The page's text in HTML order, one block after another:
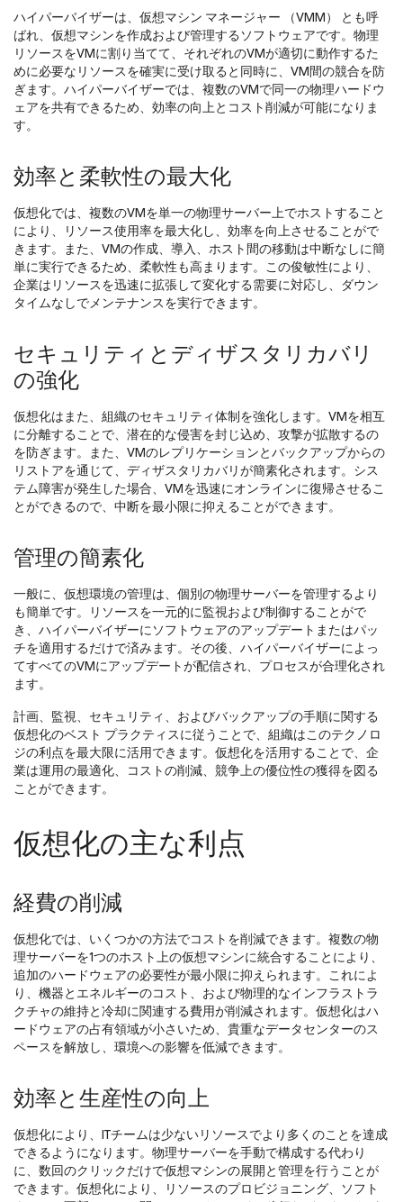
ハイパーバイザーは、仮想マシン マネージャー （VMM） とも呼
ばれ、仮想マシンを作成および管理するソフトウェアです。物理
リソースをVMに割り当てて、それぞれのVMが適切に動作するた
めに必要なリソースを確実に受け取ると同時に、VM間の競合を防
ぎます。ハイパーバイザーでは、複数のVMで同一の物理ハードウ
ェアを共有できるため、効率の向上とコスト削減が可能になりま
す。
効率と柔軟性の最大化
仮想化では、複数のVMを単一の物理サーバー上でホストすること
により、リソース使用率を最大化し、効率を向上させることがで
きます。また、VMの作成、導入、ホスト間の移動は中断なしに簡
単に実行できるため、柔軟性も高まります。この俊敏性により、
企業はリソースを迅速に拡張して変化する需要に対応し、ダウン
タイムなしでメンテナンスを実行できます。
セキュリティとディザスタリカバリ
の強化
仮想化はまた、組織のセキュリティ体制を強化します。VMを相互
に分離することで、潜在的な侵害を封じ込め、攻撃が拡散するの
を防ぎます。また、VMのレプリケーションとバックアップからの
リストアを通じて、ディザスタリカバリが簡素化されます。シス
テム障害が発生した場合、VMを迅速にオンラインに復帰させるこ
とができるので、中断を最小限に抑えることができます。
管理の簡素化
一般に、仮想環境の管理は、個別の物理サーバーを管理するより
も簡単です。リソースを一元的に監視および制御することがで
き、ハイパーバイザーにソフトウェアのアップデートまたはパッ
チを適用するだけで済みます。その後、ハイパーバイザーによっ
てすべてのVMにアップデートが配信され、プロセスが合理化され
ます。
計画、監視、セキュリティ、およびバックアップの手順に関する
仮想化のベスト プラクティスに従うことで、組織はこのテクノロ
ジの利点を最大限に活用できます。仮想化を活用することで、企
業は運用の最適化、コストの削減、競争上の優位性の獲得を図る
ことができます。
仮想化の主な利点
経費の削減
仮想化では、いくつかの方法でコストを削減できます。複数の物
理サーバーを1つのホスト上の仮想マシンに統合することにより、
追加のハードウェアの必要性が最小限に抑えられます。これによ
り、機器とエネルギーのコスト、および物理的なインフラストラ
クチャの維持と冷却に関連する費用が削減されます。仮想化はハ
ードウェアの占有領域が小さいため、貴重なデータセンターのス
ペースを解放し、環境への影響を低減できます。
効率と生産性の向上
仮想化により、ITチームは少ないリソースでより多くのことを達成
できるようになります。物理サーバーを手動で構成する代わり
に、数回のクリックだけで仮想マシンの展開と管理を行うことが
できます。仮想化により、リソースのプロビジョニング、ソフト